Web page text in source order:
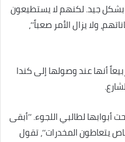
جيد. لكنهم لا يستطيعون
ولا يزال الأمر صعباً‘‘،
الشابة الكونغولية ابنة الـ25 ربيعاً أنها عند وصولها إلى كندا
لطالبي اللجوء. ’’أبقى
يتعاطون المخدرات‘‘، تقول